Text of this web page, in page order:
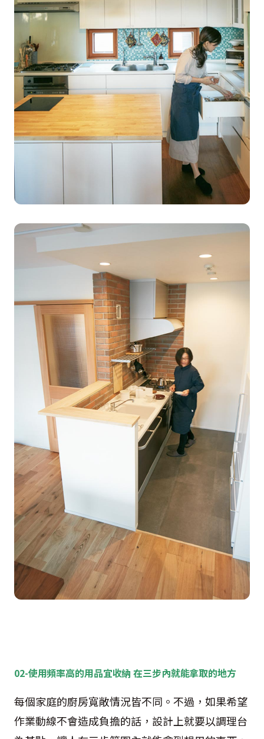
02-使用頻率高的用品宜收納 在三步內就能拿取的地方
每個家庭的廚房寬敞情況皆不同。不過，如果希望
作業動線不會造成負擔的話，設計上就要以調理台